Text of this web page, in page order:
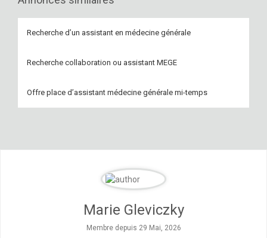
Recherche d’un assistant en médecine générale
Recherche collaboration ou assistant MEGE
Offre place d’assistant médecine générale mi-temps
Marie Gleviczky
Membre depuis 29 Mai, 2026